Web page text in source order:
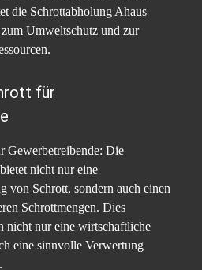
die Schrottabholung Ahaus
Umweltschutz und zur
für
Gewerbetreibende: Die
nicht nur eine
von Schrott, sondern auch einen
Schrottmengen. Dies
nicht nur eine wirtschaftliche
eine sinnvolle Verwertung